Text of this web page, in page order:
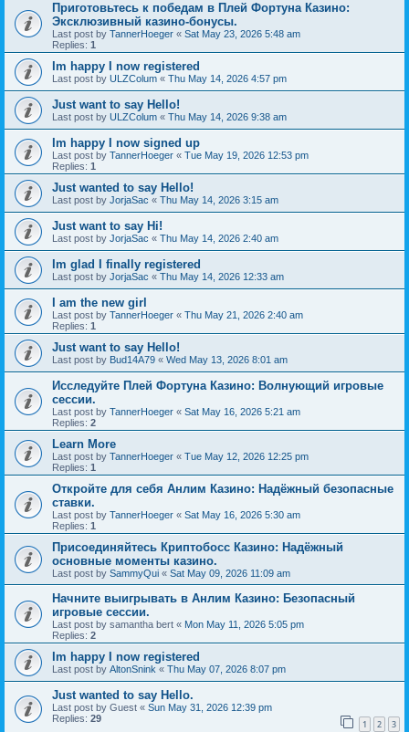
Приготовьтесь к победам в Плей Фортуна Казино:
Эксклюзивный казино-бонусы.
Last post by TannerHoeger « Sat May 23, 2026 5:48 am
Replies: 1
Im happy I now registered
Last post by ULZColum « Thu May 14, 2026 4:57 pm
Just want to say Hello!
Last post by ULZColum « Thu May 14, 2026 9:38 am
Im happy I now signed up
Last post by TannerHoeger « Tue May 19, 2026 12:53 pm
Replies: 1
Just wanted to say Hello!
Last post by JorjaSac « Thu May 14, 2026 3:15 am
Just want to say Hi!
Last post by JorjaSac « Thu May 14, 2026 2:40 am
Im glad I finally registered
Last post by JorjaSac « Thu May 14, 2026 12:33 am
I am the new girl
Last post by TannerHoeger « Thu May 21, 2026 2:40 am
Replies: 1
Just want to say Hello!
Last post by Bud14A79 « Wed May 13, 2026 8:01 am
Исследуйте Плей Фортуна Казино: Волнующий игровые
сессии.
Last post by TannerHoeger « Sat May 16, 2026 5:21 am
Replies: 2
Learn More
Last post by TannerHoeger « Tue May 12, 2026 12:25 pm
Replies: 1
Откройте для себя Анлим Казино: Надёжный безопасные
ставки.
Last post by TannerHoeger « Sat May 16, 2026 5:30 am
Replies: 1
Присоединяйтесь Криптобосс Казино: Надёжный
основные моменты казино.
Last post by SammyQui « Sat May 09, 2026 11:09 am
Начните выигрывать в Анлим Казино: Безопасный
игровые сессии.
Last post by samantha bert « Mon May 11, 2026 5:05 pm
Replies: 2
Im happy I now registered
Last post by AltonSnink « Thu May 07, 2026 8:07 pm
Just wanted to say Hello.
Last post by Guest « Sun May 31, 2026 12:39 pm
Replies: 29 1 2 3